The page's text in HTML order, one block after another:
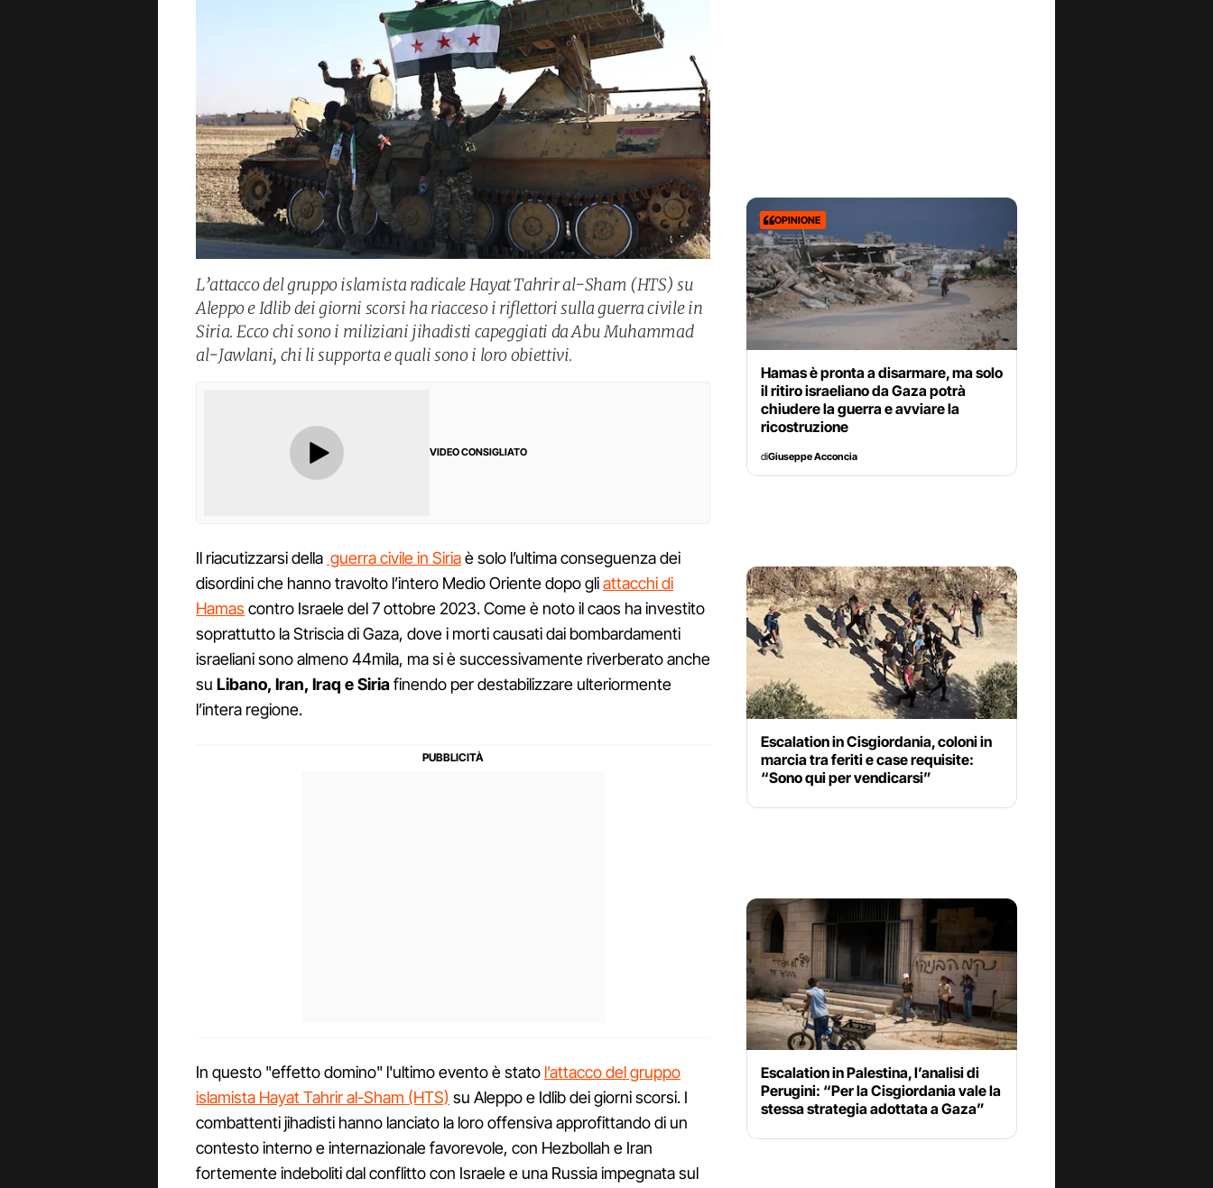
L’attacco del gruppo islamista radicale Hayat Tahrir al-Sham (HTS) su
Aleppo e Idlib dei giorni scorsi ha riacceso i riflettori sulla guerra civile in
Siria. Ecco chi sono i miliziani jihadisti capeggiati da Abu Muhammad
al-Jawlani, chi li supporta e quali sono i loro obiettivi.
VIDEO CONSIGLIATO
Il riacutizzarsi della guerra civile in Siriaè solo l’ultima conseguenza dei
disordini che hanno travolto l’intero Medio Oriente dopo gliattacchi di
Hamas contro Israele del 7 ottobre 2023. Come è noto il caos ha investito
soprattutto la Striscia di Gaza, dove i morti causati dai bombardamenti
israeliani sono almeno 44mila, ma si è successivamente riverberato anche
su Libano, Iran, Iraq e Siriafinendo per destabilizzare ulteriormente
l’intera regione.
In questo "effetto domino" l'ultimo evento è stato l’attacco del gruppo
islamista Hayat Tahrir al-Sham (HTS) su Aleppo e Idlib dei giorni scorsi. I
combattenti jihadisti hanno lanciato la loro offensiva approfittando di un
contesto interno e internazionale favorevole, con Hezbollah e Iran
fortemente indeboliti dal conflitto con Israele e una Russia impegnata sul
OPINIONE
Hamas è pronta a disarmare, ma solo
il ritiro israeliano da Gaza potrà
chiudere la guerra e avviare la
ricostruzione
diGiuseppe Acconcia
Escalation in Cisgiordania, coloni in
marcia tra feriti e case requisite:
“Sono qui per vendicarsi”
Escalation in Palestina, l’analisi di
Perugini: “Per la Cisgiordania vale la
stessa strategia adottata a Gaza”